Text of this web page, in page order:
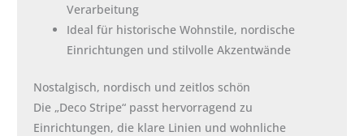
Verarbeitung
Ideal für historische Wohnstile, nordische
Einrichtungen und stilvolle Akzentwände
Nostalgisch, nordisch und zeitlos schön
Die „Deco Stripe“ passt hervorragend zu
Einrichtungen, die klare Linien und wohnliche